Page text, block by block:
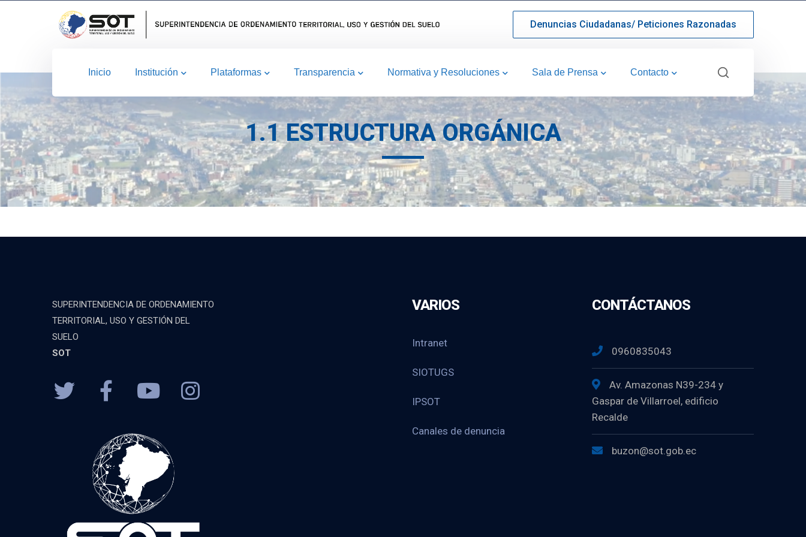
Denuncias Ciudadanas/ Peticiones Razonadas
Inicio Institución Plataformas Transparencia Normativa y Resoluciones Sala de Prensa Contacto
1.1 ESTRUCTURA ORGÁNICA
SUPERINTENDENCIA DE ORDENAMIENTO
TERRITORIAL, USO Y GESTIÓN DEL
SUELO
SOT
VARIOS
Intranet
SIOTUGS
IPSOT
Canales de denuncia
CONTÁCTANOS
0960835043
Av. Amazonas N39-234 y
Gaspar de Villarroel, edificio
Recalde
buzon@sot.gob.ec